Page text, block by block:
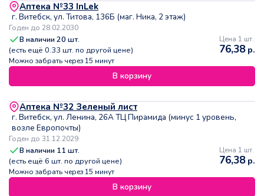
Аптека №33 InLek
г. Витебск, ул. Титова, 136Б (маг. Ника, 2 этаж)
Годен до 28.02.2030
В наличии20 шт.
(есть ещё 0.33 шт. по другой цене)
Можно забрать через 15 минут
Цена 1 шт.
76,38р.
В корзину
Аптека №32 Зеленый лист
г. Витебск, ул. Ленина, 26А ТЦ Пирамида (минус 1 уровень,
возле Европочты)
Годен до 31.12.2029
В наличии 11 шт.
(есть ещё 6 шт. по другой цене)
Можно забрать через 15 минут
Цена 1 шт.
76,38р.
В корзину